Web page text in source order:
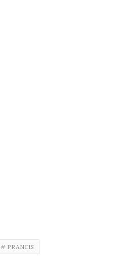
# PRANCIS